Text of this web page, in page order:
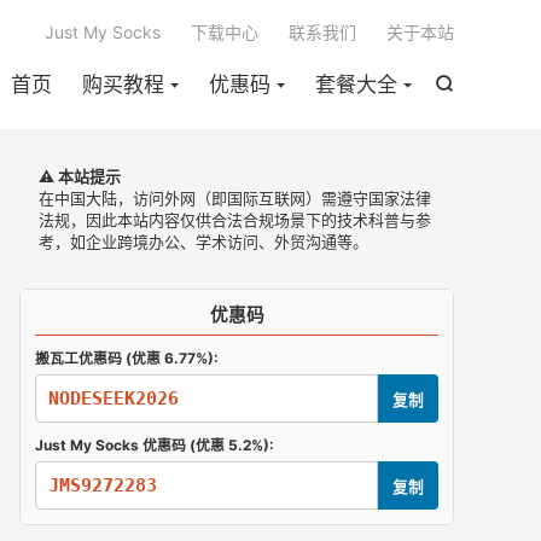

首页 购买教程 优惠码 套餐大全
Just My Socks 下载中心 联系我们 关于本站
⚠️ 本站提示
在中国大陆，访问外网（即国际互联网）需遵守国家法律
法规，因此本站内容仅供合法合规场景下的技术科普与参
考，如企业跨境办公、学术访问、外贸沟通等。
优惠码
搬瓦工优惠码 (优惠 6.77%):
NODESEEK2026 复制
Just My Socks 优惠码 (优惠 5.2%):
JMS9272283 复制